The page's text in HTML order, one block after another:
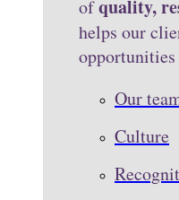
ofquality,
helps our
Our
Culture